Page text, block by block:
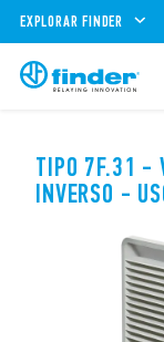
EXPLORAR FINDER
TIPO 7F.31 -
INVERSO -